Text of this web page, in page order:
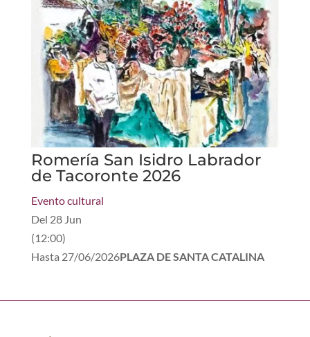
Romería San Isidro Labrador
de Tacoronte 2026
Evento cultural
Del 28 Jun
(12:00)
Hasta 27/06/2026PLAZA DE SANTA CATALINA